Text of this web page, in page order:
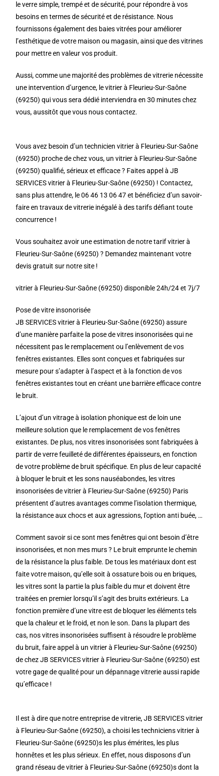
le verre simple, trempé et de sécurité, pour répondre à vos
besoins en termes de sécurité et de résistance. Nous
fournissons également des baies vitrées pour améliorer
l’esthétique de votre maison ou magasin, ainsi que des vitrines
pour mettre en valeur vos produit.
Aussi, comme une majorité des problèmes de vitrerie nécessite
une intervention d’urgence, le vitrier à Fleurieu-Sur-Saône
(69250) qui vous sera dédié interviendra en 30 minutes chez
vous, aussitôt que vous nous contactez.
Vous avez besoin d’un technicien vitrier à Fleurieu-Sur-Saône
(69250) proche de chez vous, un vitrier à Fleurieu-Sur-Saône
(69250) qualifié, sérieux et efficace ? Faites appel à JB
SERVICES vitrier à Fleurieu-Sur-Saône (69250) ! Contactez,
sans plus attendre, le 06 46 13 06 47 et bénéficiez d’un savoir-
faire en travaux de vitrerie inégalé à des tarifs défiant toute
concurrence !
Vous souhaitez avoir une estimation de notre tarif vitrier à
Fleurieu-Sur-Saône (69250) ? Demandez maintenant votre
devis gratuit sur notre site !
vitrier à Fleurieu-Sur-Saône (69250) disponible 24h/24 et 7j/7
Pose de vitre insonorisée
JB SERVICES vitrier à Fleurieu-Sur-Saône (69250) assure
d’une manière parfaite la pose de vitres insonorisées qui ne
nécessitent pas le remplacement ou l’enlèvement de vos
fenêtres existantes. Elles sont conçues et fabriquées sur
mesure pour s’adapter à l’aspect et à la fonction de vos
fenêtres existantes tout en créant une barrière efficace contre
le bruit.
L’ajout d’un vitrage à isolation phonique est de loin une
meilleure solution que le remplacement de vos fenêtres
existantes. De plus, nos vitres insonorisées sont fabriquées à
partir de verre feuilleté de différentes épaisseurs, en fonction
de votre problème de bruit spécifique. En plus de leur capacité
à bloquer le bruit et les sons nauséabondes, les vitres
insonorisées de vitrier à Fleurieu-Sur-Saône (69250) Paris
présentent d’autres avantages comme l’isolation thermique,
la résistance aux chocs et aux agressions, l’option anti buée, …
Comment savoir si ce sont mes fenêtres qui ont besoin d’être
insonorisées, et non mes murs ? Le bruit emprunte le chemin
de la résistance la plus faible. De tous les matériaux dont est
faite votre maison, qu’elle soit à ossature bois ou en briques,
les vitres sont la partie la plus faible du mur et doivent être
traitées en premier lorsqu’il s’agit des bruits extérieurs. La
fonction première d’une vitre est de bloquer les éléments tels
que la chaleur et le froid, et non le son. Dans la plupart des
cas, nos vitres insonorisées suffisent à résoudre le problème
du bruit, faire appel à un vitrier à Fleurieu-Sur-Saône (69250)
de chez JB SERVICES vitrier à Fleurieu-Sur-Saône (69250) est
votre gage de qualité pour un dépannage vitrerie aussi rapide
qu’efficace !
Il est à dire que notre entreprise de vitrerie, JB SERVICES vitrier
à Fleurieu-Sur-Saône (69250), a choisi les techniciens vitrier à
Fleurieu-Sur-Saône (69250)s les plus émérites, les plus
honnêtes et les plus sérieux. En effet, nous disposons d’un
grand réseau de vitrier à Fleurieu-Sur-Saône (69250)s dont la